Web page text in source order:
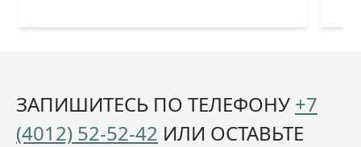
ЗАПИШИТЕСЬ ПО ТЕЛЕФОНУ +7
(4012) 52-52-42 ИЛИ ОСТАВЬТЕ